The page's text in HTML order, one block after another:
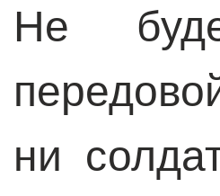
Не
ни